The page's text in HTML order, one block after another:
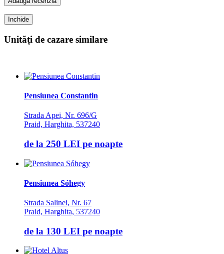
Inchide
Unități de cazare similare
Pensiunea Constantin
Strada Apei, Nr. 696/G
Praid, Harghita, 537240
de la 250 LEI pe noapte
Pensiunea Sóhegy
Strada Salinei, Nr. 67
Praid, Harghita, 537240
de la 130 LEI pe noapte